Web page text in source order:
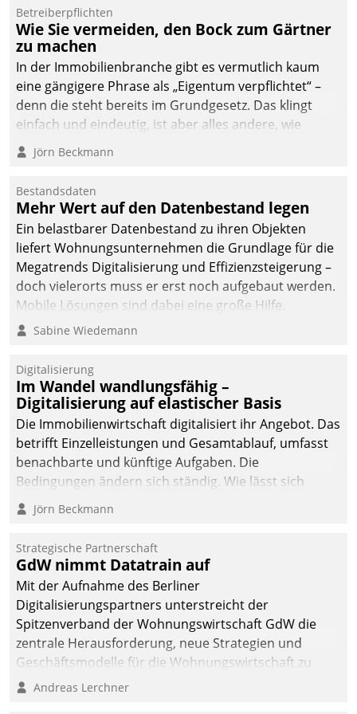
dafür ein Team
bestehend aus
Wohnungsunternehmen
und PropTech.
Betreiberpflichten
Wie Sie vermeiden, den Bock zum Gärtner
zu machen
In der Immobilienbranche gibt es vermutlich kaum
eine gängigere Phrase als „Eigentum verpflichtet“ –
denn die steht bereits im Grundgesetz. Das klingt
einfach und eindeutig, ist aber alles andere, wie
Branchenbeschäftigte wissen. Denn mit der
Verantwortung folgen Verpflichtungen.
Jörn Beckmann
Bestandsdaten
Mehr Wert auf den Datenbestand legen
Ein belastbarer Datenbestand zu ihren Objekten
liefert Wohnungsunternehmen die Grundlage für die
Megatrends Digitalisierung und Effizienzsteigerung –
doch vielerorts muss er erst noch aufgebaut werden.
Mobile Lösungen sind dabei eine große Hilfe.
Sabine Wiedemann
Digitalisierung
Im Wandel wandlungsfähig –
Digitalisierung auf elastischer Basis
Die Immobilienwirtschaft digitalisiert ihr Angebot. Das
betrifft Einzelleistungen und Gesamtablauf, umfasst
benachbarte und künftige Aufgaben. Die
Bedingungen ändern sich ständig. Wie lässt sich
technisch die Kontrolle wahren und zugleich Freiraum
fürs Wachsen öffnen?
Jörn Beckmann
Strategische Partnerschaft
GdW nimmt Datatrain auf
Mit der Aufnahme des Berliner
Digitalisierungspartners unterstreicht der
Spitzenverband der Wohnungswirtschaft GdW die
zentrale Herausforderung, neue Strategien und
Geschäftsmodelle für die Wohnungswirtschaft zu
entwickeln.
Andreas Lerchner